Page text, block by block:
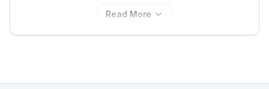
Read More